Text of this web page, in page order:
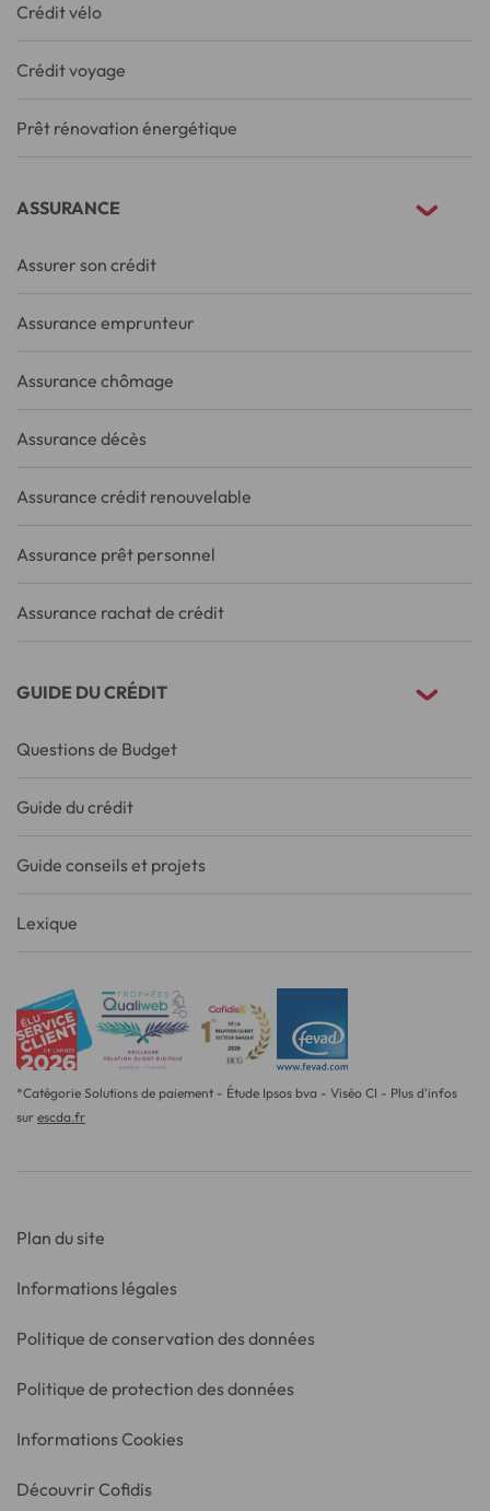
Crédit vélo
Crédit voyage
Prêt rénovation énergétique
ASSURANCE
Assurer son crédit
Assurance emprunteur
Assurance chômage
Assurance décès
Assurance crédit renouvelable
Assurance prêt personnel
Assurance rachat de crédit
GUIDE DU CRÉDIT
Questions de Budget
Guide du crédit
Guide conseils et projets
Lexique
*Catégorie Solutions de paiement - Étude Ipsos bva - Viséo CI - Plus d'infos
sur escda.fr
Plan du site
Informations légales
Politique de conservation des données
Politique de protection des données
Informations Cookies
Découvrir Cofidis